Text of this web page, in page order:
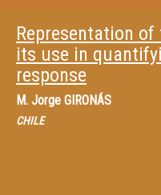
Representation
its use in
response
M. Jorge GIRONÁS
CHILE